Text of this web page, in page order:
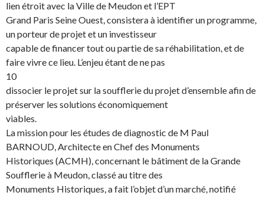
lien étroit avec la Ville de Meudon et l’EPT
Grand Paris Seine Ouest, consistera à identifier un programme,
un porteur de projet et un investisseur
capable de financer tout ou partie de sa réhabilitation, et de
faire vivre ce lieu. L’enjeu étant de ne pas
10
dissocier le projet sur la soufflerie du projet d’ensemble afin de
préserver les solutions économiquement
viables.
La mission pour les études de diagnostic de M Paul
BARNOUD, Architecte en Chef des Monuments
Historiques (ACMH), concernant le bâtiment de la Grande
Soufflerie à Meudon, classé au titre des
Monuments Historiques, a fait l’objet d’un marché, notifié